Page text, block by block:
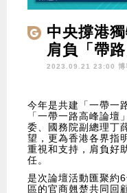
中央撐港
肩負「帶
2023.09.21 23:00 博
今年是共建「一帶一
「一帶一路高峰論壇
委、國務院副總理丁
望，更為香港各界指
重視和支持，肩負好
任。
是次論壇活動匯聚約
區的官商翹楚共同回